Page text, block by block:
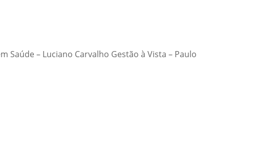
– Luciano Carvalho Gestão à Vista – Paulo